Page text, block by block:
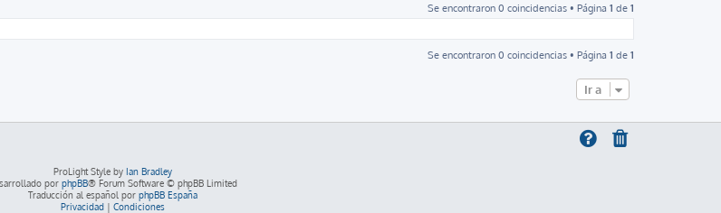
Se encontraron 0 coincidencias • Página 1 de 1
Se encontraron 0 coincidencias • Página 1 de 1
Ir a
ProLight Style by Ian Bradley
por phpBB® Forum Software © phpBB Limited
Traducción al español por phpBB España
Privacidad| Condiciones